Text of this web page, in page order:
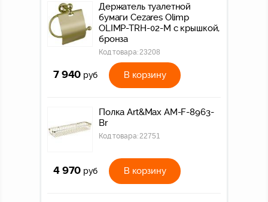
Держатель туалетной
бумаги Cezares Olimp
OLIMP-TRH-02-M с крышкой,
бронза
Код товара: 23208
7 940 руб В корзину
Полка Art&Max AM-F-8963-
Br
Код товара: 22751
4 970 руб В корзину